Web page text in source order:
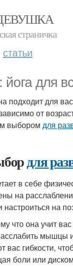
страничка
статьи
для
для
от
выбором для
для
в себе
на
на
что она учит
мышцы
вас гибкости,
боли или